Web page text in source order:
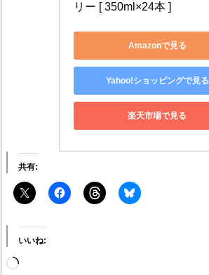
リー [ 350ml×24本 ]
Amazonで見る
Yahoo!ショッピングで見る
楽天市場で見る
共有:
いいね: